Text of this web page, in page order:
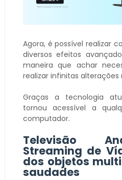
Agora, é possível realizar
diversos efeitos
maneira que achar
realizar infinitas alterações
Graças a tecnologia
tornou acessível a
computador.
Televisão
Streaming de
dos objetos
saudades